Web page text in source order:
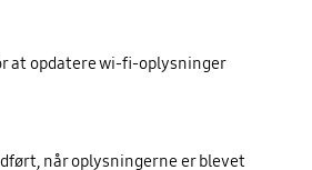
at opdatere wi-fi-oplysninger
når oplysningerne er blevet